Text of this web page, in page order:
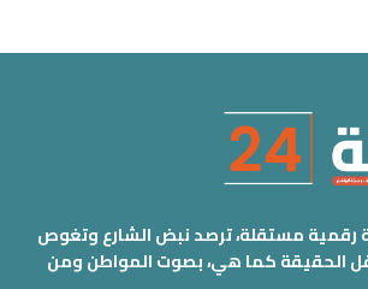
رقمية مستقلة، ترصد نبض الشارع وتغوص
الحقيقة كما هي، بصوت المواطن ومن